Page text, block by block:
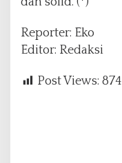
Reporter: Eko
Editor: Redaksi
Post Views: 874